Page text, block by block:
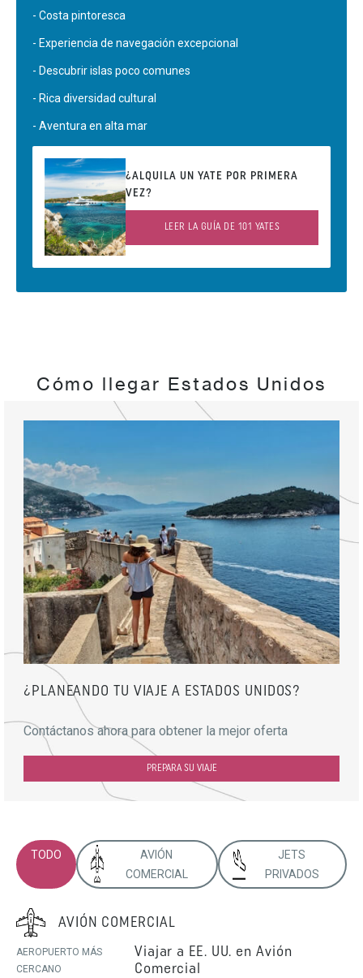
- Costa pintoresca
- Experiencia de navegación excepcional
- Descubrir islas poco comunes
- Rica diversidad cultural
- Aventura en alta mar
¿ALQUILA UN YATE POR PRIMERA
VEZ?
LEER LA GUÍA DE 101 YATES
Cómo llegar Estados Unidos
¿PLANEANDO TU VIAJE A ESTADOS UNIDOS?
Contáctanos ahora para obtener la mejor oferta
PREPARA SU VIAJE
TODO
AVIÓN
COMERCIAL
JETS
PRIVADOS
AVIÓN COMERCIAL
AEROPUERTO MÁS
CERCANO
Viajar a EE. UU. en Avión
Comercial